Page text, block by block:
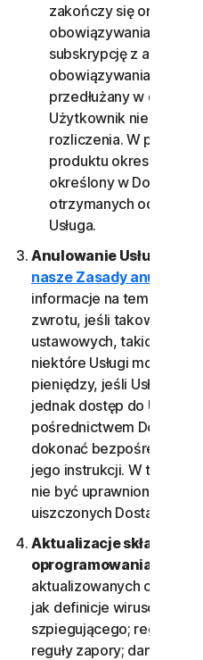
zakończy się ona
obowiązywania Usługi.
subskrypcję z
obowiązywania Usługi
przedłużany w dniu
Użytkownik nie anuluje
rozliczenia. W
produktu okres
określony w
otrzymanych od
Usługa.
Anulowanie Usługi.
nasze Zasady
informacje na temat
zwrotu, jeśli takowy
ustawowych, takich jak
niektóre Usługi mogą
pieniędzy, jeśli Usługa nie
jednak dostęp do Usługi
pośrednictwem
dokonać bezpośrednio u
jego instrukcji. W takim
nie być uprawniony do
uiszczonych Dostawcy.
Aktualizacje składników
oprogramowania.
aktualizowanych co
jak definicje wirusów;
szpiegującego; reguły
reguły zapory; dane o